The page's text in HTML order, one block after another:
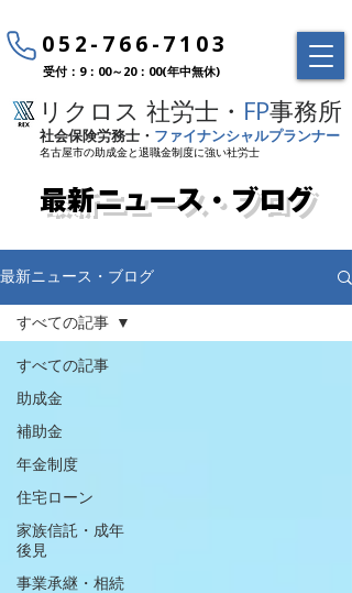
052-766-7103
受付：9：00～20：00(年中無休)
リクロス 社労士・ FP事務所
社会保険労務士・ ファイナンシャルプランナー
名古屋市の助成金と退職金制度に強い社労士
最新ニュース・ブログ
最新ニュース・ブログ
すべての記事
助成金
補助金
年金制度
住宅ローン
家族信託・成年
後見
事業承継・相続
すべての記事